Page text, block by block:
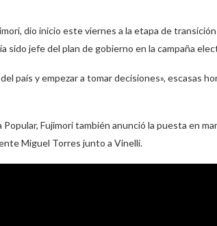
dio inicio este viernes a la etapa de
sido jefe del plan de gobierno en la campaña
país y empezar a tomar decisiones», escasas
Fujimori también anunció la puesta en
Miguel Torres junto a Vinelli.